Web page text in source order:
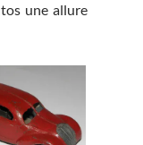
une allure